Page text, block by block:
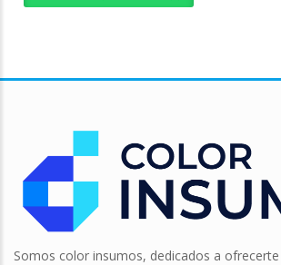
Somos color insumos, dedicados a